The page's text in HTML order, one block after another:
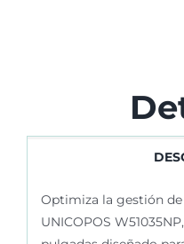
Optimiza la gestión
UNICOPOS